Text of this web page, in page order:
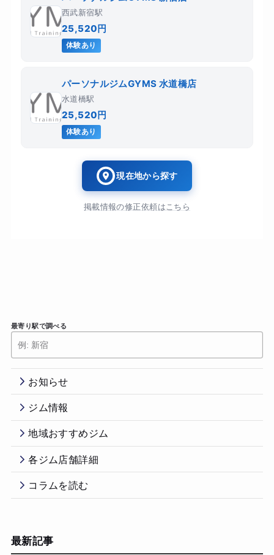
西武新宿駅
25,520円
体験あり
パーソナルジムGYMS 水道橋店
水道橋駅
25,520円
体験あり
現在地から探す
掲載情報の修正依頼はこちら
最寄り駅で調べる
お知らせ
ジム情報
地域おすすめジム
各ジム店舗詳細
コラムを読む
最新記事